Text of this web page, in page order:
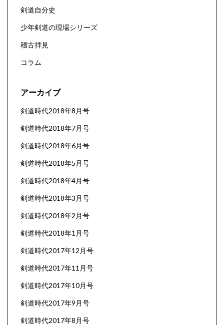
剣道自分史
少年剣道の現場シリーズ
稽古拝見
コラム
アーカイブ
剣道時代2018年8月号
剣道時代2018年7月号
剣道時代2018年6月号
剣道時代2018年5月号
剣道時代2018年4月号
剣道時代2018年3月号
剣道時代2018年2月号
剣道時代2018年1月号
剣道時代2017年12月号
剣道時代2017年11月号
剣道時代2017年10月号
剣道時代2017年9月号
剣道時代2017年8月号